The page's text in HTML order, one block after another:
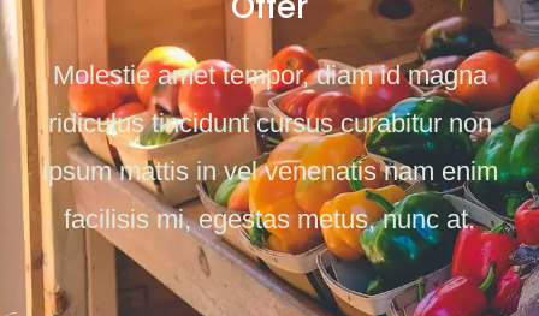
Molestie amet tempor, diam id magna
ridiculus tincidunt cursus curabitur non
ipsum mattis in vel venenatis nam enim
facilisis mi, egestas metus, nunc at.